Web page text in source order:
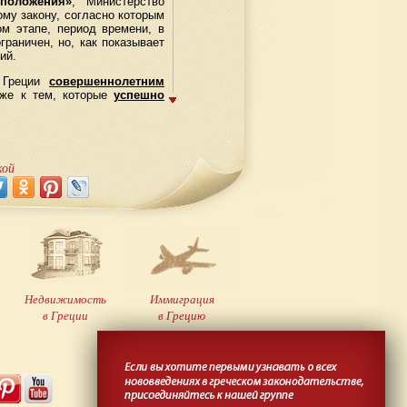
закону, согласно которым
этапе, период времени, в
но, как показывает
совершеннолетним
к тем, которыеуспешно
? Данная категория
Греции, которые
следующим причинам:
300 евро,
вида на жительство
оказывает
и получению любых
Недвижимость
в Греции
Иммиграция
в Грецию
Создание
сайта